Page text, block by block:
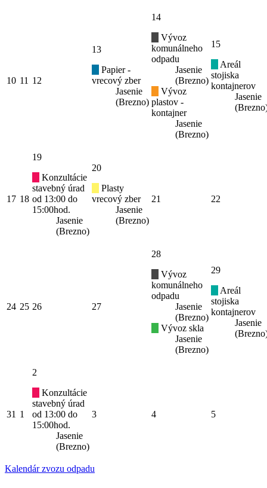
10 11 12
13
Papier -
vrecový zber
Jasenie
(Brezno)
14
Vývoz
komunálneho
odpadu
Jasenie
(Brezno)
Vývoz
plastov -
kontajner
Jasenie
(Brezno)
15
Areál
stojiska
kontajnerov
Jasenie
17 18
19
Konzultácie
stavebný úrad
od 13:00 do
15:00hod.
Jasenie
(Brezno)
20
Plasty
vrecový zber
Jasenie
(Brezno)
21 22
24 25 26 27
28
Vývoz
komunálneho
odpadu
Jasenie
(Brezno)
Vývoz skla
Jasenie
(Brezno)
29
Areál
stojiska
kontajnerov
Jasenie
31 1
2
Konzultácie
stavebný úrad
od 13:00 do
15:00hod.
Jasenie
(Brezno)
3 4 5
Kalendár zvozu odpadu